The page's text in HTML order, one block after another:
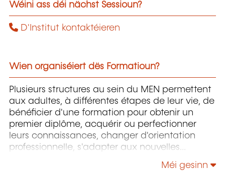
Wéini ass déi nächst Sessioun?
D'Institut kontaktéieren
Wien organiséiert dës Formatioun?
Plusieurs structures au sein du MEN permettent
aux adultes, à différentes étapes de leur vie, de
bénéficier d'une formation pour obtenir un
premier diplôme, acquérir ou perfectionner
leurs connaissances, changer d'orientation
professionnelle, s'adapter aux nouvelles
technologies, enrichir leur culture personnelle...
Méi gesinn